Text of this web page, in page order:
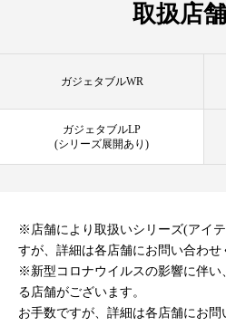
取扱店
ガジェタブルWR
ガジェタブルLP
(シリーズ展開あり)
※店舗により取扱いシリーズ(アイ
すが、詳細は各店舗にお問い合わせ
※新型コロナウイルスの影響に伴い
る店舗がございます。
お手数ですが、詳細は各店舗にお問